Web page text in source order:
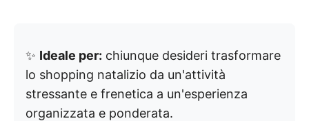
✨ Ideale per: chiunque desideri trasformare
lo shopping natalizio da un'attività
stressante e frenetica a un'esperienza
organizzata e ponderata.